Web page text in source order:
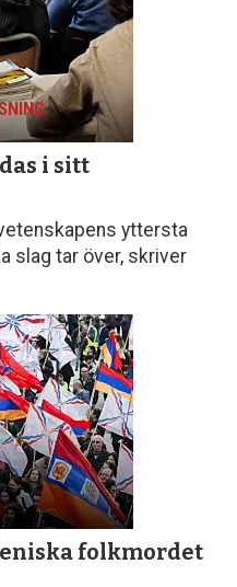
i sitt
yttersta
slag tar över, skriver
folk­mordet